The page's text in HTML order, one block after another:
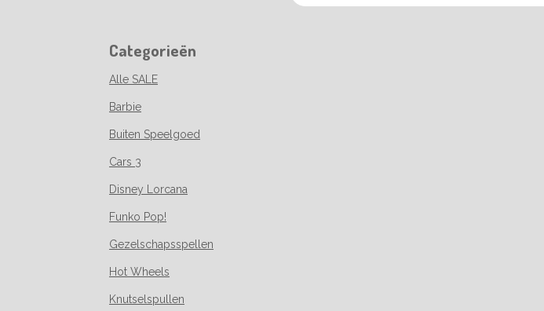
Categorieën
Alle SALE
Barbie
Buiten Speelgoed
Cars 3
Disney Lorcana
Funko Pop!
Gezelschapsspellen
Hot Wheels
Knutselspullen